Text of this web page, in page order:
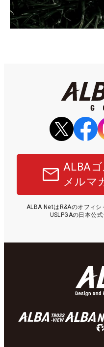
ALBA
メルマ
ALBA NetはR&Aのオフィ
USLPGAの日本公